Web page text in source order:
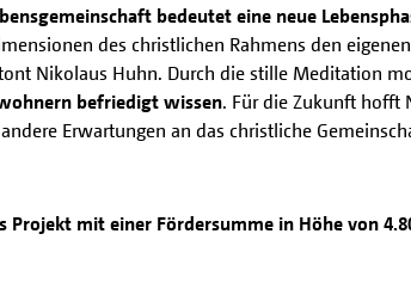
bedeutet eine neue
des christlichen Rahmens den
Nikolaus Huhn. Durch die stille Meditation
befriedigt wissen. Für die Zukunft hofft
Erwartungen an das christliche
Projekt mit einer Fördersumme in Höhe von